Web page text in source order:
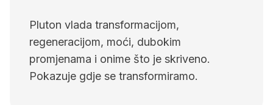
Pluton vlada transformacijom,
regeneracijom, moći, dubokim
promjenama i onime što je skriveno.
Pokazuje gdje se transformiramo.